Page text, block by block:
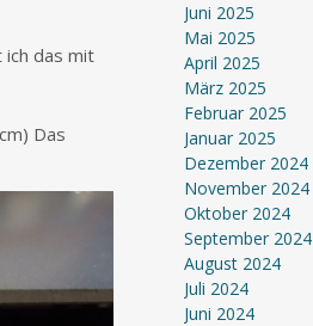
das mit
Das
Juni 2025
Mai 2025
April 2025
März 2025
Februar 2025
Januar 2025
Dezember 2024
November 2024
Oktober 2024
September 2024
August 2024
Juli 2024
Juni 2024